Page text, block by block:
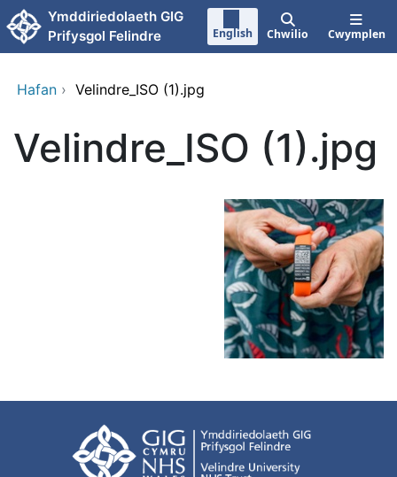
Neidio i'r prif gynnwy
Ymddiriedolaeth GIG
Prifysgol Felindre
English Chwilio Cwymplen
Hafan › Velindre_ISO (1).jpg
Velindre_ISO (1).jpg